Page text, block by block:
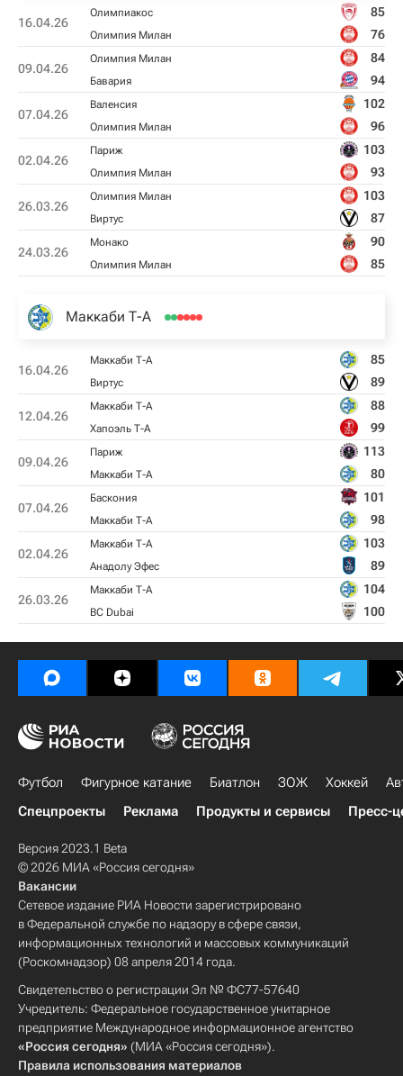
16.04.26
Олимпиакос 85
Олимпия Милан 76
09.04.26
Олимпия Милан 84
Бавария 94
07.04.26
Валенсия 102
Олимпия Милан 96
02.04.26
Париж 103
Олимпия Милан 93
26.03.26
Олимпия Милан 103
Виртус 87
24.03.26
Монако 90
Олимпия Милан 85
Маккаби Т-А
16.04.26
Маккаби Т-А 85
Виртус 89
12.04.26
Маккаби Т-А 88
Хапоэль Т-А 99
09.04.26
Париж 113
Маккаби Т-А 80
07.04.26
Баскония 101
Маккаби Т-А 98
02.04.26
Маккаби Т-А 103
Анадолу Эфес 89
26.03.26
Маккаби Т-А 104
BC Dubai 100
Футбол Фигурное катание Биатлон ЗОЖ Хоккей
Спецпроекты
Реклама Продукты и сервисы Пресс-
Версия 2023.1 Beta
© 2026 МИА «Россия сегодня»
Вакансии
Сетевое издание РИА Новости зарегистрировано
в Федеральной службе по надзору в сфере связи,
информационных технологий и массовых коммуникаций
(Роскомнадзор) 08 апреля 2014 года.
Свидетельство о регистрации Эл № ФС77-57640
Учредитель: Федеральное государственное унитарное
предприятие Международное информационное агентство
«Россия сегодня» (МИА «Россия сегодня»).
Правила использования материалов